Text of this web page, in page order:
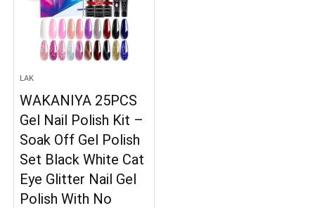
LAK
WAKANIYA 25PCS
Gel Nail Polish Kit –
Soak Off Gel Polish
Set Black White Cat
Eye Glitter Nail Gel
Polish With No